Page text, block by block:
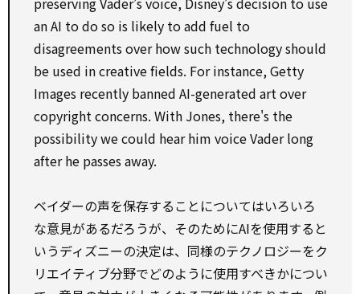
an AI to do so is likely to add fuel to
disagreements over how such technology should
be used in creative fields. For instance, Getty
Images recently banned AI-generated art over
copyright concerns. With Jones, there's the
possibility we could hear him voice Vader long
after he passes away.
ベイダーの声を保存することについてはいろいろ
な意見があるだろうが、そのためにAIを使用すると
いうディズニーの決定は、同様のテクノロジーをク
リエイティブ分野でどのように使用すべきかについ